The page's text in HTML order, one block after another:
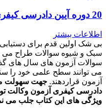
20 دوره آیین دادرسی کیفری آزمون وکالت – چتردانش
اطلاعات بیشتر
بی شک اولین قدم برای
سبک و شیوه سوالات طراح می
سوالات آزمون های سال های
می توانند سطح علمی خود را
آزمون قراردهند.
دادرسی کیفری آزمون وکالت
ویژگی های این کتاب جلب می